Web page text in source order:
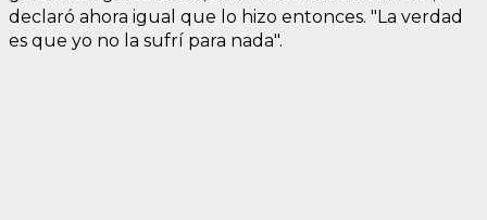
declaró ahora igual que lo hizo entonces. "La verdad
es que yo no la sufrí para nada".